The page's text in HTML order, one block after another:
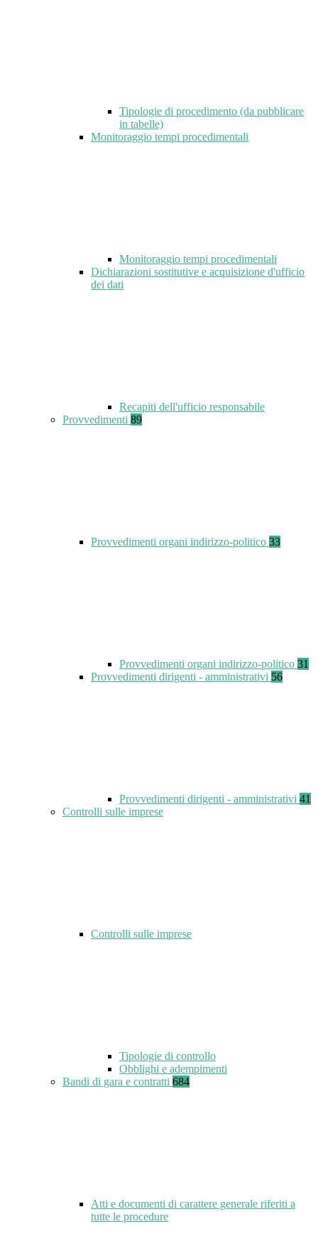
Tipologie di procedimento (da pubblicare
in tabelle)
Monitoraggio tempi procedimentali
Monitoraggio tempi procedimentali
Dichiarazioni sostitutive e acquisizione d'ufficio
dei dati
Recapiti dell'ufficio responsabile
Provvedimenti 89
Provvedimenti organi indirizzo-politico 33
Provvedimenti organi indirizzo-politico 31
Provvedimenti dirigenti - amministrativi 56
Provvedimenti dirigenti - amministrativi 41
Controlli sulle imprese
Controlli sulle imprese
Tipologie di controllo
Obblighi e adempimenti
Bandi di gara e contratti 684
Atti e documenti di carattere generale riferiti a
tutte le procedure